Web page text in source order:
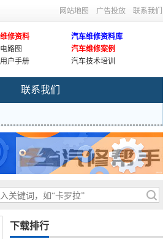
网站地图 广告投放 联系我们
修资料
汽车维修资料库
路图
汽车维修案例
户手册
汽车技术培训
联系我们
下载排行